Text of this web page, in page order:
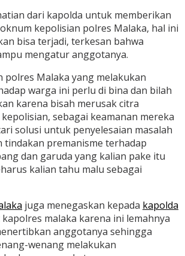
dari kapolda untuk memberikan
kepolisian polres Malaka, hal ini
bisa terjadi, terkesan bahwa
mengatur anggotanya.
polres Malaka yang melakukan
warga ini perlu di bina dan bilah
karena bisah merusak citra
sebagai keamanan mereka
solusi untuk penyelesaian masalah
tindakan premanisme terhadap
dan garuda yang kalian pake itu
kalian tahu malu sebagai
juga menegaskan kepada kapolda
malaka karena ini lemahnya
anggotanya sehingga
wenang melakukan